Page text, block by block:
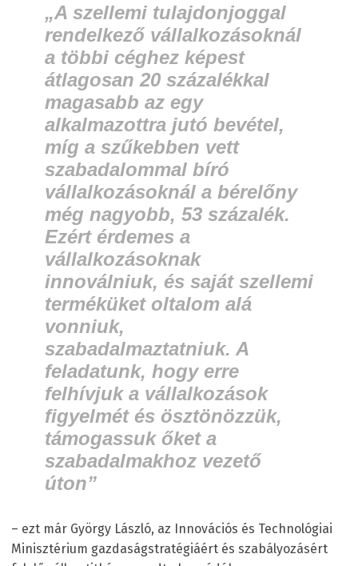
„A szellemi tulajdonjoggal
rendelkező vállalkozásoknál
a többi céghez képest
átlagosan 20 százalékkal
magasabb az egy
alkalmazottra jutó bevétel,
míg a szűkebben vett
szabadalommal bíró
vállalkozásoknál a bérelőny
még nagyobb, 53 százalék.
Ezért érdemes a
vállalkozásoknak
innoválniuk, és saját szellemi
terméküket oltalom alá
vonniuk,
szabadalmaztatniuk. A
feladatunk, hogy erre
felhívjuk a vállalkozások
figyelmét és ösztönözzük,
támogassuk őket a
szabadalmakhoz vezető
úton”
– ezt már György László, az Innovációs és Technológiai
Minisztérium gazdaságstratégiáért és szabályozásért